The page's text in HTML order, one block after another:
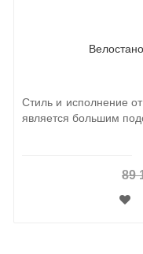
Стиль и исполнение
является большим
89